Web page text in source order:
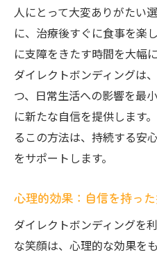
人にとって大変ありがたい
に、治療後すぐに食事を楽
に支障をきたす時間を大幅
ダイレクトボンディングは
つ、日常生活への影響を最
に新たな自信を提供します
るこの方法は、持続する安
をサポートします。
心理的効果：自信を持っ
ダイレクトボンディングを
な笑顔は、心理的な効果を